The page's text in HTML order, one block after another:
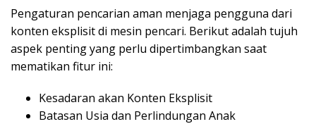
Pengaturan pencarian aman menjaga pengguna dari
konten eksplisit di mesin pencari. Berikut adalah tujuh
aspek penting yang perlu dipertimbangkan saat
mematikan fitur ini:
Kesadaran akan Konten Eksplisit
Batasan Usia dan Perlindungan Anak